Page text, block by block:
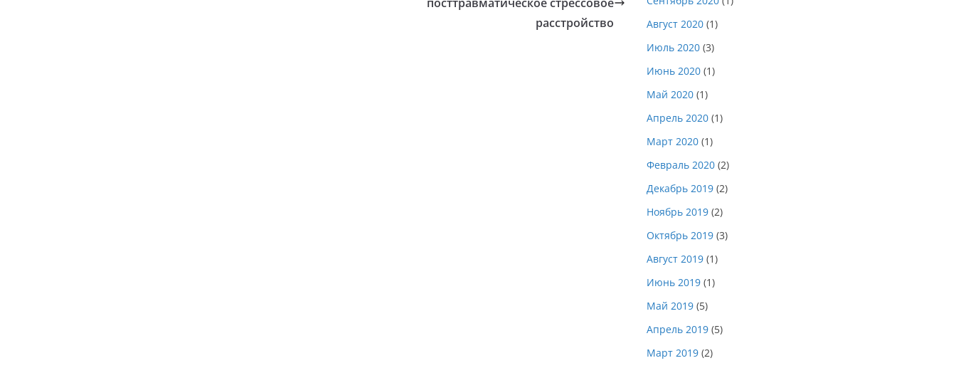
расстройство
Август 2020 (1)
Июль 2020 (3)
Июнь 2020 (1)
Май 2020 (1)
Апрель 2020 (1)
Март 2020 (1)
Февраль 2020 (2)
Декабрь 2019 (2)
Ноябрь 2019 (2)
Октябрь 2019 (3)
Август 2019 (1)
Июнь 2019 (1)
Май 2019 (5)
Апрель 2019 (5)
Март 2019 (2)